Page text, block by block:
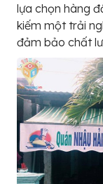
lựa chọn hàng
kiếm một trải
đảm bảo chất